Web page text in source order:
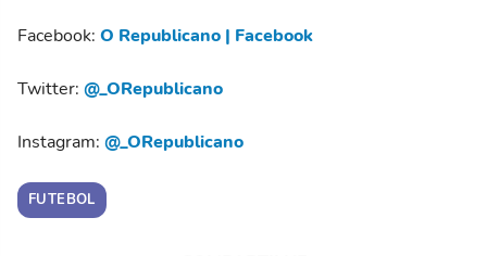
Facebook: O Republicano | Facebook
Twitter: @_ORepublicano
Instagram: @_ORepublicano
FUTEBOL